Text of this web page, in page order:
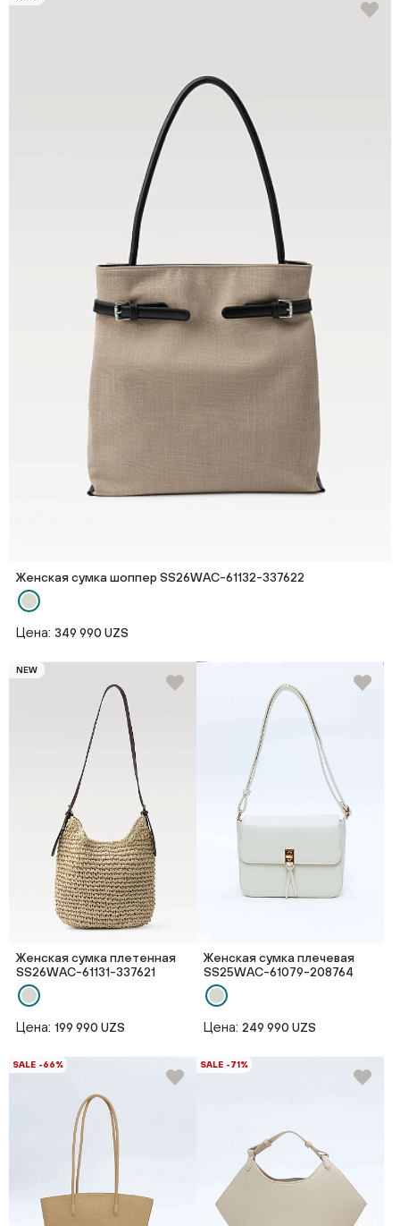
Женская сумка шоппер SS26WAС-61132-337622
Цена: 349 990 UZS
NEW
Женская сумка плетенная
SS26WAС-61131-337621
Цена: 199 990 UZS
Женская сумка плечевая
SS25WAС-61079-208764
Цена: 249 990 UZS
SALE -66% SALE -71%